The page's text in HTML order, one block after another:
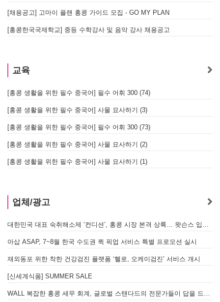
[채용공고] 고마이 플랜 홍콩 가이드 모집 - GO MY PLAN
[홍콩한국국제학교] 중등 수학강사 및 음악 강사 채용공고
교육
[홍콩 생활을 위한 필수 중국어] 필수 어휘 300 (74)
[홍콩 생활을 위한 필수 중국어] 사물 묘사하기 (3)
[홍콩 생활을 위한 필수 중국어] 필수 어휘 300 (73)
[홍콩 생활을 위한 필수 중국어] 사물 묘사하기 (2)
[홍콩 생활을 위한 필수 중국어] 사물 묘사하기 (1)
업체/광고
대한민국 대표 숙취해소제 ‘컨디션’, 홍콩 시장 본격 상륙… 왓슨스 입점 기념 할인 행사 진행
아삽 ASAP, 7~8월 한국 수도권 퀵 픽업 서비스 특별 프로모션 실시
재외동포 위한 착한 건강검진 플랫폼 ‘헬로, 오케이검진’ 서비스 개시
[신세계식품] SUMMER SALE
WALL 복잡한 홍콩 세무 회계, 글로벌 스탠다드의 전문가들이 답을 드립니다! - 법인설립, 회계, 감사